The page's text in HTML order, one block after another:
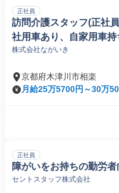
正社員
訪問介護スタッフ(正社
社用車あり、自家用車
株式会社ながいき
京都府木津川市相楽
月給25万5700円～30万
正社員
障がいをお持ちの勤労
セントスタッフ株式会社